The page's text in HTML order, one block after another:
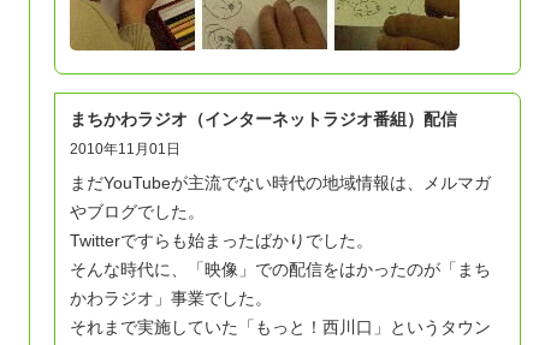
まちかわラジオ（インターネットラジオ番組）配信
2010年11月01日
まだYouTubeが主流でない時代の地域情報は、メルマガ
やブログでした。
Twitterですらも始まったばかりでした。
そんな時代に、「映像」での配信をはかったのが「まち
かわラジオ」事業でした。
それまで実施していた「もっと！西川口」というタウン